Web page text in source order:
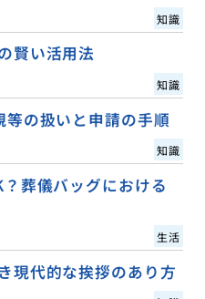
知識
賢い活用法
知識
の扱いと申請の手順
知識
葬儀バッグにおける
生活
現代的な挨拶のあり方